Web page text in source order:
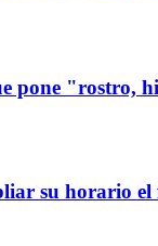
pone "rostro,
su horario el